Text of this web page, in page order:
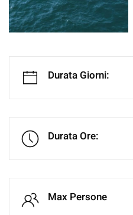
Durata Giorni:
Durata Ore:
Max Persone